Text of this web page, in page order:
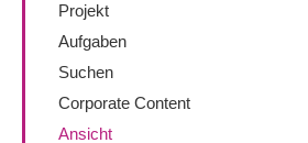
Projekt
Aufgaben
Suchen
Corporate Content
Ansicht